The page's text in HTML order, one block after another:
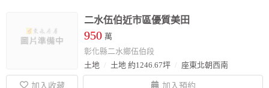
二水伍伯近市區優質美田
950 萬
彰化縣二水鄉伍伯段
土地
土地 約1246.67坪 座東北朝西南